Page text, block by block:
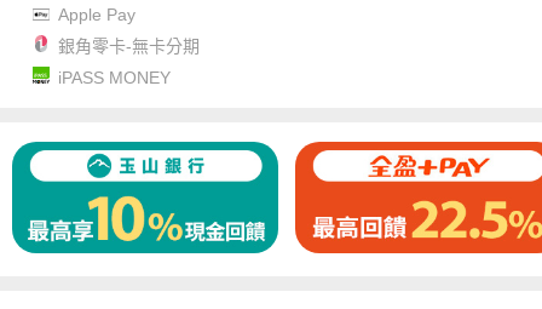
Apple Pay
銀角零卡-無卡分期
iPASS MONEY